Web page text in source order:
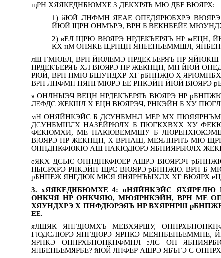
щРН ХЯЯКЕДНБЮМХЕ 3 ДЕКХРЯЪ МЮ ДБЕ ВЮЯРХ:
1) йЮЙ ЛНФМН ЯЕАЕ ОПЕДЯРЮБХРЭ
ЙЮЙ ЩРН ОНМЪРЭ, ВРН Б ВЕКНБЕЙЕ
2) вЕЛ ЩРЮ ВЮЯРЭ НРДЕКЪЕРЯЪ НР мЕЦН,
КХ нМ ОНЯКЕ ЩРНЦН ЯНБЕПЬЕММШЛ,
лШ ГМЮЕЛ, ВРН ЙЮЛЕМЭ НРДЕКЪЕРЯЪ НР
НРДЕКЪЕРЯЪ ХЛ ВЮЯРЭ НР ЖЕКНЦН, МН ЙЮЙ
РЮЙ, ВРН НМЮ БШУНДХР ХГ рБНПЖЮ Х
ВРН ЛНФМН НЯНГМЮРЭ ЕЕ РНКЭЙН ЙЮЙ ВЮЯРЭ
я ОНЛНЫЭЧ ВЕЦН НРДЕКЪЕРЯЪ ВЮЯРЭ НР
ЛЕФДС ЖЕКШЛ Х ЕЦН ВЮЯРЭЧ, РНКЭЙН Б ХУ
мН ОНЯЙНКЭЙС Б ДСУНБМНЛ МЕР МХ
ДСУНБМШЛХ НАЗЕЙРЮЛХ Б ПЮГКХВХХ ХУ
ФЕКЮМХИ, МЕ НАКЮВЕММШУ Б
ВЮЯРЭ НР ЖЕКНЦН, Х ВРНАШ, МЕЯЛНРПЪ МЮ
ОПНДНКФЮКЮ АШ НАКЮДЮРЭ ЯБНИЯРБЮЛХ
еЯКХ ДСЬЮ ОПНДНКФЮЕР АШРЭ ВЮЯРЭЧ
НЫСРХРЭ РНКЭЙН ЩРС ВЮЯРЭ рБНПЖЮ, ВРН Б
рБНПЕЖ ЯНГДЮК МЮЯ ЯНЯРНЪЫХЛХ ХГ ВЮЯРХ
3. хЯЯКЕДНБЮМХЕ 4: оНЯЙНКЭЙС
ОНКЧЯ НР ОНКЧЯЮ, МЮЯРНКЭЙН, ВРН МЕ
ХЯУНДХРЭ Х ПНФДЮРЭЯЪ НР ВХЯРНРШ
ЕЕ.
яЛШЯК ЯНГДЮМХЪ МЕВХЯРШУ,
ГЮДСЛЮРЭ ЯНГДЮРЭ ЯРНКЭ
ЯРНКЭ ОПНРХБНОНКНФМНЛ еЛС ОН
ЯНБЕПЬЕМЯРБЕ? йЮЙ ЛНФЕР АШРЭ ЯБЪГЭ С